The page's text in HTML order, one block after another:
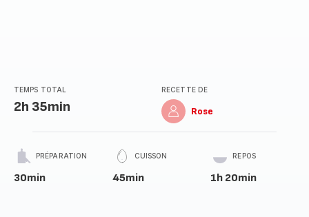
TEMPS TOTAL
2h 35min
RECETTE DE
Rose
PRÉPARATION
30min
CUISSON
45min
REPOS
1h 20min